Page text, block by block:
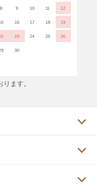
8 9 10 11 12
16 17 18 19
23 24 25 26
30
ます。